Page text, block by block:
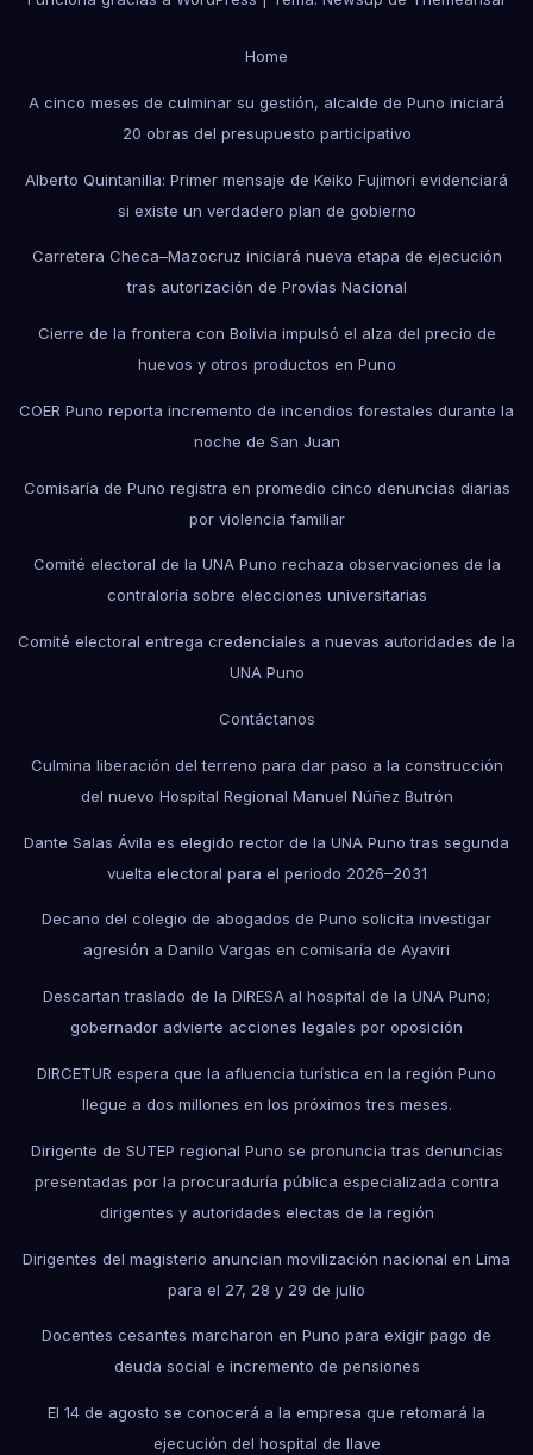
Home
A cinco meses de culminar su gestión, alcalde de Puno iniciará
20 obras del presupuesto participativo
Alberto Quintanilla: Primer mensaje de Keiko Fujimori evidenciará
si existe un verdadero plan de gobierno
Carretera Checa–Mazocruz iniciará nueva etapa de ejecución
tras autorización de Provías Nacional
Cierre de la frontera con Bolivia impulsó el alza del precio de
huevos y otros productos en Puno
COER Puno reporta incremento de incendios forestales durante la
noche de San Juan
Comisaría de Puno registra en promedio cinco denuncias diarias
por violencia familiar
Comité electoral de la UNA Puno rechaza observaciones de la
contraloría sobre elecciones universitarias
Comité electoral entrega credenciales a nuevas autoridades de la
UNA Puno
Contáctanos
Culmina liberación del terreno para dar paso a la construcción
del nuevo Hospital Regional Manuel Núñez Butrón
Dante Salas Ávila es elegido rector de la UNA Puno tras segunda
vuelta electoral para el periodo 2026–2031
Decano del colegio de abogados de Puno solicita investigar
agresión a Danilo Vargas en comisaría de Ayaviri
Descartan traslado de la DIRESA al hospital de la UNA Puno;
gobernador advierte acciones legales por oposición
DIRCETUR espera que la afluencia turística en la región Puno
llegue a dos millones en los próximos tres meses.
Dirigente de SUTEP regional Puno se pronuncia tras denuncias
presentadas por la procuraduría pública especializada contra
dirigentes y autoridades electas de la región
Dirigentes del magisterio anuncian movilización nacional en Lima
para el 27, 28 y 29 de julio
Docentes cesantes marcharon en Puno para exigir pago de
deuda social e incremento de pensiones
El 14 de agosto se conocerá a la empresa que retomará la
ejecución del hospital de Ilave